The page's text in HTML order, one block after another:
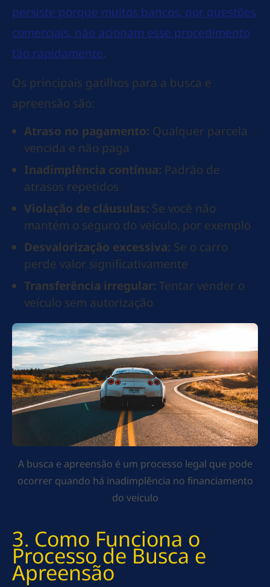
persiste porque muitos bancos, por questões
comerciais, não acionam esse procedimento
tão rapidamente.
Os principais gatilhos para a busca e
apreensão são:
Atraso no pagamento: Qualquer parcela
vencida e não paga
Inadimplência contínua: Padrão de
atrasos repetidos
Violação de cláusulas: Se você não
mantém o seguro do veículo, por exemplo
Desvalorização excessiva: Se o carro
perde valor significativamente
Transferência irregular: Tentar vender o
veículo sem autorização
A busca e apreensão é um processo legal que pode
ocorrer quando há inadimplência no financiamento
do veículo
3. Como Funciona o
Processo de Busca e
Apreensão